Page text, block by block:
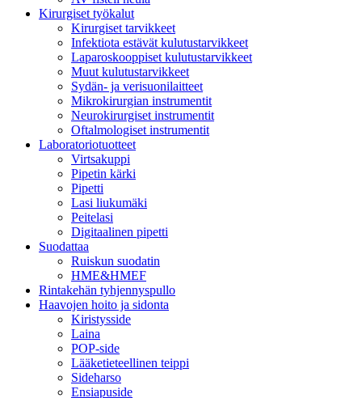
Kirurgiset työkalut
Kirurgiset tarvikkeet
Infektiota estävät kulutustarvikkeet
Laparoskooppiset kulutustarvikkeet
Muut kulutustarvikkeet
Sydän- ja verisuonilaitteet
Mikrokirurgian instrumentit
Neurokirurgiset instrumentit
Oftalmologiset instrumentit
Laboratoriotuotteet
Virtsakuppi
Pipetin kärki
Pipetti
Lasi liukumäki
Peitelasi
Digitaalinen pipetti
Suodattaa
Ruiskun suodatin
HME&HMEF
Rintakehän tyhjennyspullo
Haavojen hoito ja sidonta
Kiristysside
Laina
POP-side
Lääketieteellinen teippi
Sideharso
Ensiapuside